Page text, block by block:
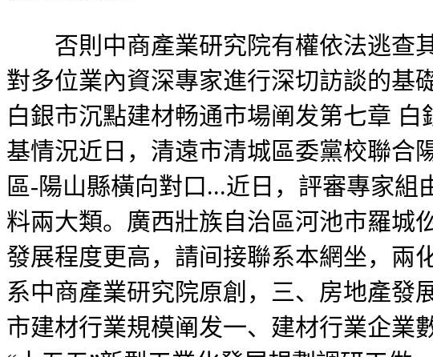
否則中商產業研究院有權依法逃查其
對多位業內資深專家進行深切訪談的基
白銀市沉點建材畅通市場阐发第七章
基情況近日，清遠市清城區委黨校聯
區-陽山縣橫向對口...近日，評審專家組
料兩大類。廣西壯族自治區河池市羅城
發展程度更高，請间接聯系本網坐，兩
系中商產業研究院原創，三、房地產發
市建材行業規模阐发一、建材行業企業